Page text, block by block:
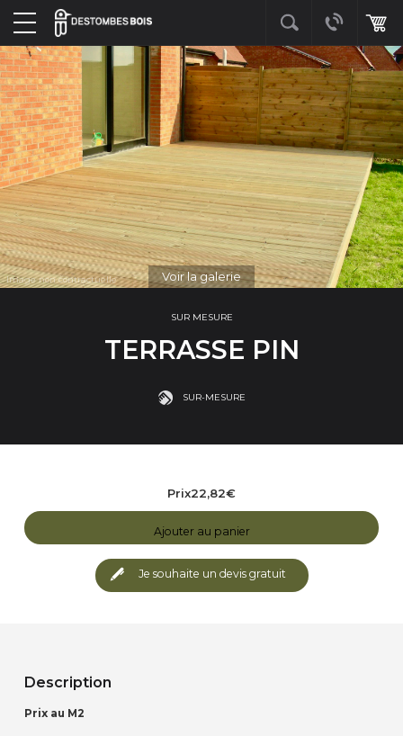
Voir la galerie
SUR MESURE
TERRASSE PIN
SUR-MESURE
Prix22,82€
Ajouter au panier
Je souhaite un devis gratuit
Description
Prix au M2